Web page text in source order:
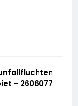
– 2606077